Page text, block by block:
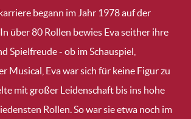
begann im Jahr 1978 auf der
über 80 Rollen bewies Eva seither ihre
Spielfreude - ob im Schauspiel,
Musical, Eva war sich für keine Figur zu
mit großer Leidenschaft bis ins hohe
Rollen. So war sie etwa noch im